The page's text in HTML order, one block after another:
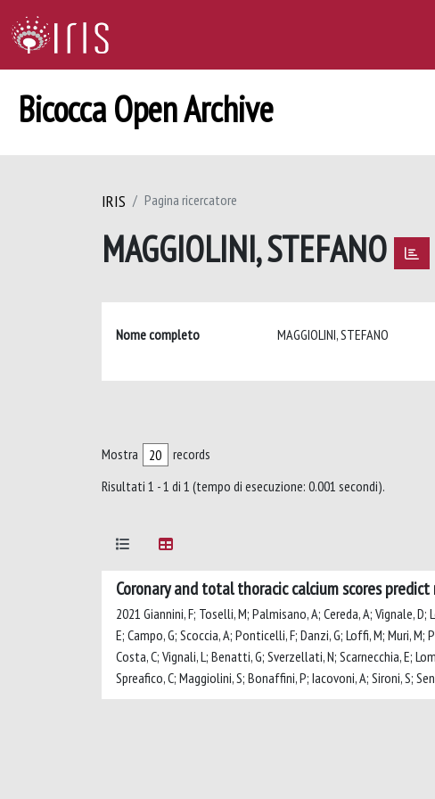
Bicocca Open Archive
IRIS Pagina ricercatore
MAGGIOLINI, STEFANO
Nome completo MAGGIOLINI, STEFANO
Mostra
records
Risultati 1 - 1 di 1 (tempo di esecuzione: 0.001 secondi).
Coronary and total thoracic calcium scores
2021 Giannini, F; Toselli, M; Palmisano, A; Cereda, A; Vignale,
E; Campo, G; Scoccia, A; Ponticelli, F; Danzi, G; Loffi, M; Muri,
Costa, C; Vignali, L; Benatti, G; Sverzellati, N; Scarnecchia, E;
Spreafico, C; Maggiolini, S; Bonaffini, P; Iacovoni, A; Sironi, S;